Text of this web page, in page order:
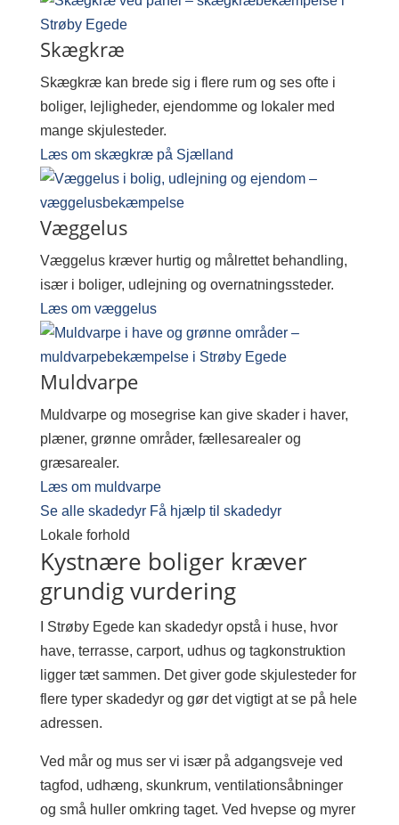
Skægkræ
Skægkræ kan brede sig i flere rum og ses ofte i
boliger, lejligheder, ejendomme og lokaler med
mange skjulesteder.
Læs om skægkræ på Sjælland
Væggelus
Væggelus kræver hurtig og målrettet behandling,
især i boliger, udlejning og overnatningssteder.
Læs om væggelus
Muldvarpe
Muldvarpe og mosegrise kan give skader i haver,
plæner, grønne områder, fællesarealer og
græsarealer.
Læs om muldvarpe
Se alle skadedyr Få hjælp til skadedyr
Lokale forhold
Kystnære boliger kræver
grundig vurdering
I Strøby Egede kan skadedyr opstå i huse, hvor
have, terrasse, carport, udhus og tagkonstruktion
ligger tæt sammen. Det giver gode skjulesteder for
flere typer skadedyr og gør det vigtigt at se på hele
adressen.
Ved mår og mus ser vi især på adgangsveje ved
tagfod, udhæng, skunkrum, ventilationsåbninger
og små huller omkring taget. Ved hvepse og myrer